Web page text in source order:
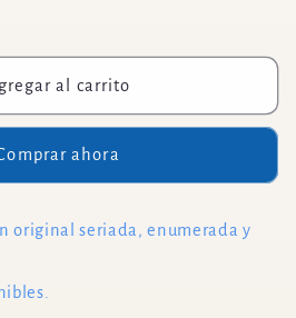
al carrito
ahora
original seriada, enumerada y